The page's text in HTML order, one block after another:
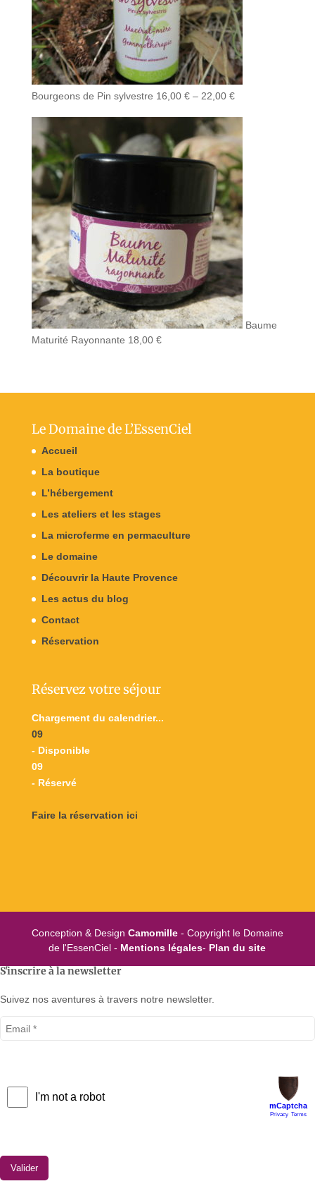
Bourgeons de Pin sylvestre 16,00 €– 22,00 €
Baume
Maturité Rayonnante 18,00 €
Le Domaine de L’EssenCiel
Accueil
La boutique
L’hébergement
Les ateliers et les stages
La microferme en permaculture
Le domaine
Découvrir la Haute Provence
Les actus du blog
Contact
Réservation
Réservez votre séjour
Chargement du calendrier...
09
- Disponible
09
- Réservé
Faire la réservation ici
Conception & Design Camomille- Copyright le Domaine
de l'EssenCiel - Mentions légales- Plan du site
S'inscrire à la newsletter
Suivez nos aventures à travers notre newsletter.
Valider